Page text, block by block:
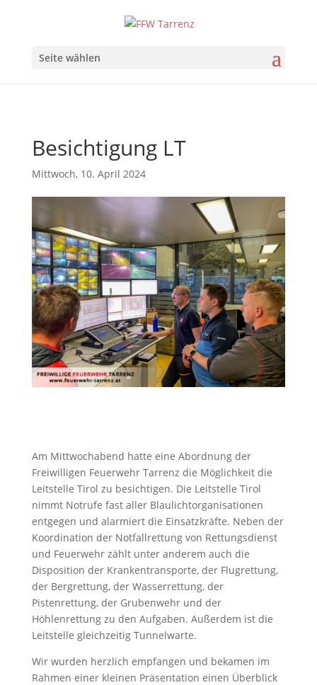
Seite wählen
Besichtigung LT
Mittwoch, 10. April 2024
Am Mittwochabend hatte eine Abordnung der
Freiwilligen Feuerwehr Tarrenz die Möglichkeit die
Leitstelle Tirol zu besichtigen. Die Leitstelle Tirol
nimmt Notrufe fast aller Blaulichtorganisationen
entgegen und alarmiert die Einsatzkräfte. Neben der
Koordination der Notfallrettung von Rettungsdienst
und Feuerwehr zählt unter anderem auch die
Disposition der Krankentransporte, der Flugrettung,
der Bergrettung, der Wasserrettung, der
Pistenrettung, der Grubenwehr und der
Höhlenrettung zu den Aufgaben. Außerdem ist die
Leitstelle gleichzeitig Tunnelwarte.
Wir wurden herzlich empfangen und bekamen im
Rahmen einer kleinen Präsentation einen Überblick